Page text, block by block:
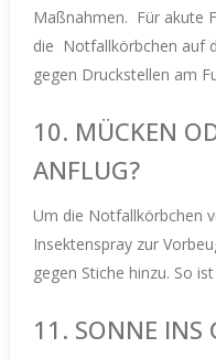
Maßnahmen. Für akute
die Notfallkörbchen auf
gegen Druckstellen am
10. MÜCKEN
ANFLUG?
Um die Notfallkörbchen
Insektenspray zur
gegen Stiche hinzu. So
11. SONNE INS